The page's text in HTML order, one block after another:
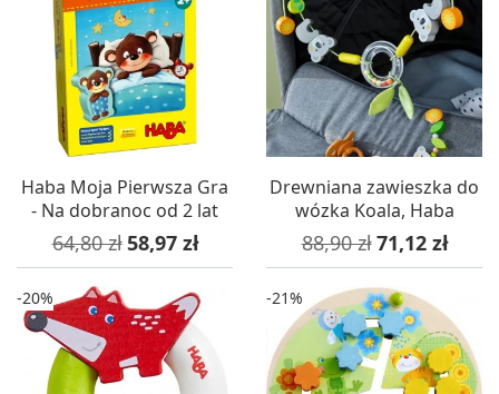
Haba Moja Pierwsza Gra
- Na dobranoc od 2 lat
Cena podstawowa
64,80 zł Cena
58,97 zł
Drewniana zawieszka do
wózka Koala, Haba
Cena podstawowa
88,90 zł Cena
71,12 zł
-20% -21%